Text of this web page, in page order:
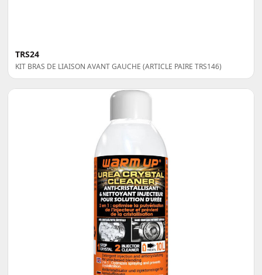
TRS24
KIT BRAS DE LIAISON AVANT GAUCHE (ARTICLE PAIRE TRS146)